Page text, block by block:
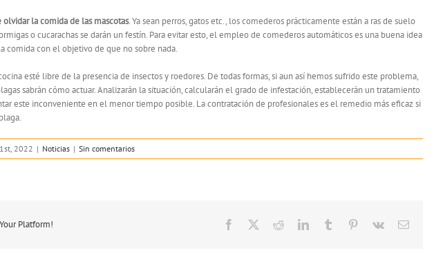
olvidar la comida de las mascotas. Ya sean perros, gatos etc., los comederos prácticamente están a ras de suelo
o cucarachas se darán un festín. Para evitar esto, el empleo de comederos automáticos es una buena idea
comida con el objetivo de que no sobre nada.
esté libre de la presencia de insectos y roedores. De todas formas, si aun así hemos sufrido este problema,
sabrán cómo actuar. Analizarán la situación, calcularán el grado de infestación, establecerán un tratamiento
este inconveniente en el menor tiempo posible. La contratación de profesionales es el remedio más eficaz si
2022 | Noticias | Sin comentarios
Platform! Facebook
TwitterRedditLinkedInTumblr Pinterest
Vk
Correo